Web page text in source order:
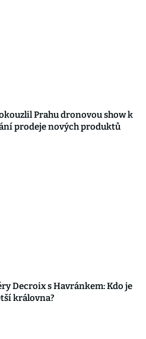
Prahu dronovou show k
prodeje nových produktů
Decroix s Havránkem: Kdo je
královna?